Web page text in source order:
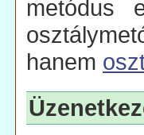
hanem